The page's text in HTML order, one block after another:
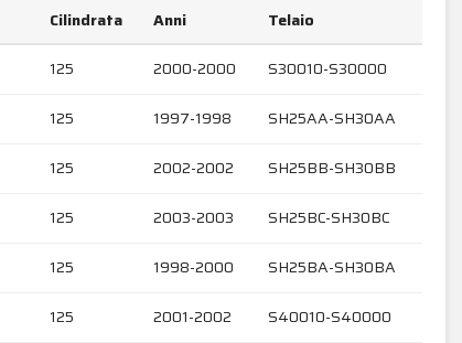
Cilindrata Anni
Telaio
125 2000-2000 S30010-S30000
125 1997-1998 SH25AA-SH30AA
125 2002-2002 SH25BB-SH30BB
125 2003-2003 SH25BC-SH30BC
125 1998-2000 SH25BA-SH30BA
125 2001-2002 S40010-S40000